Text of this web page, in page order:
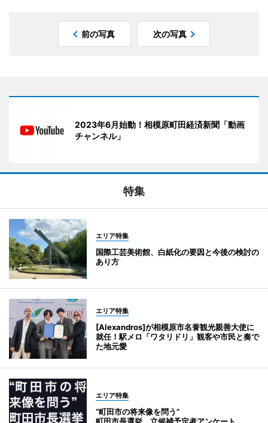
前の写真 次の写真
2023年6月始動！相模原町田経済新聞「動画
チャンネル」
特集
エリア特集
国際工芸美術館、白紙化の要因と今後の検討の
あり方
エリア特集
[Alexandros]が相模原市名誉観光親善大使に
就任！駅メロ「ワタリドリ」観客や市民と奏で
た地元愛
エリア特集
“町田市の将来像を問う”